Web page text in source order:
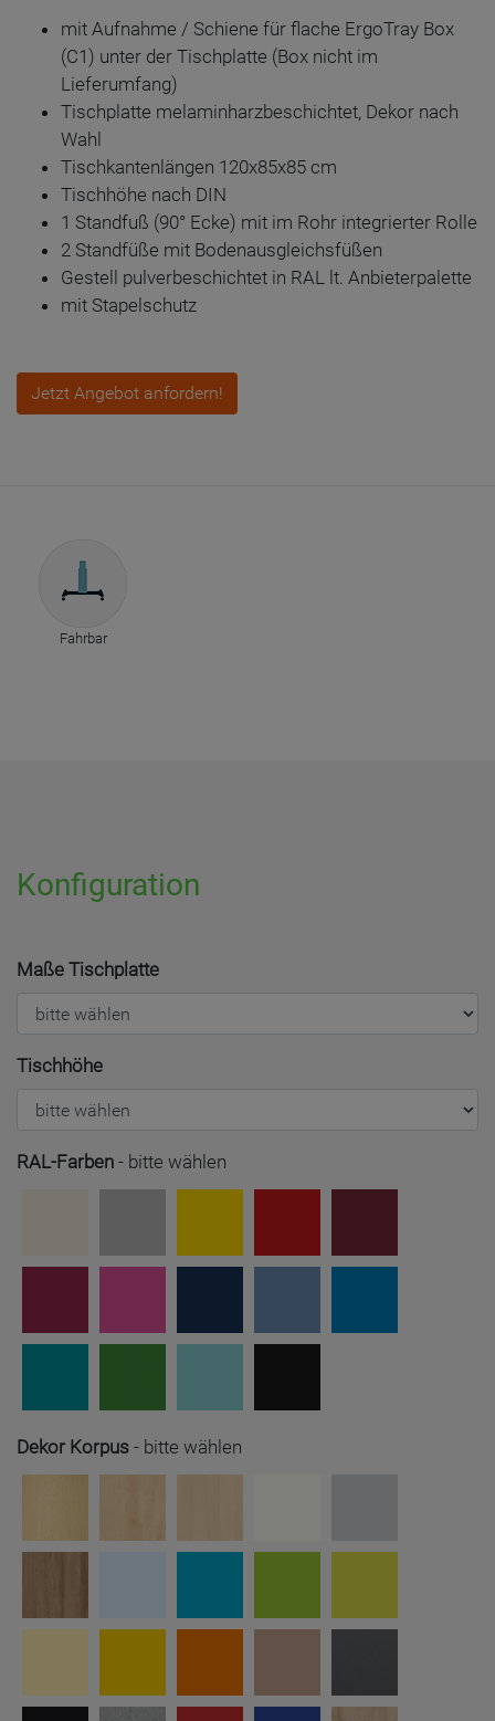
mit Aufnahme / Schiene für flache ErgoTray Box
(C1) unter der Tischplatte (Box nicht im
Lieferumfang)
Tischplatte melaminharzbeschichtet, Dekor nach
Wahl
Tischkantenlängen 120x85x85 cm
Tischhöhe nach DIN
1 Standfuß (90° Ecke) mit im Rohr integrierter Rolle
2 Standfüße mit Bodenausgleichsfüßen
Gestell pulverbeschichtet in RAL lt. Anbieterpalette
mit Stapelschutz
Jetzt Angebot anfordern!
Fahrbar
Konfiguration
Maße Tischplatte
Tischhöhe
RAL-Farben - bitte wählen
Dekor Korpus - bitte wählen